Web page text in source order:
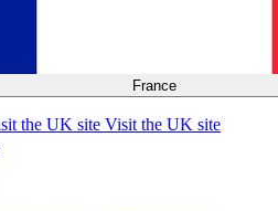
France
Visit the UK site